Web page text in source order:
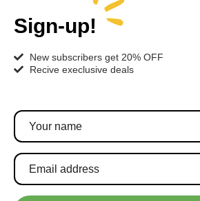
Sign-up!
New subscribers get 20% OFF
Recive execlusive deals